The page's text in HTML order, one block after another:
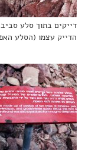
דייקים בתוך סלע
הדייק עצמו (הסלע